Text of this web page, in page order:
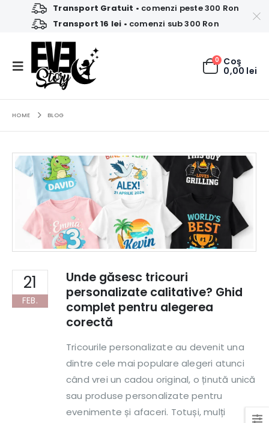
Transport Gratuit • comenzi peste 300 Ron
Transport 16 lei • comenzi sub 300 Ron
0 Coş
0,00 lei
HOME BLOG
21
FEB.
Unde găsesc tricouri
personalizate calitative? Ghid
complet pentru alegerea
corectă
Tricourile personalizate au devenit una
dintre cele mai populare alegeri atunci
când vrei un cadou original, o ținută unică
sau produse personalizate pentru
evenimente și afaceri. Totuși, mulți